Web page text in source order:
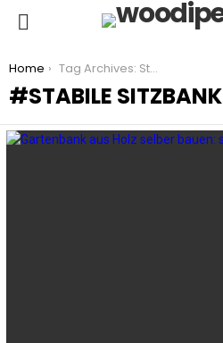
You are here:
Home Tag Archives: Stabile Sitzbank
STABILE SITZBANK